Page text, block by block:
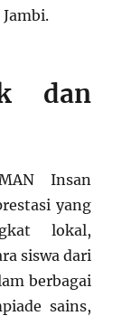
dan
Insan
yang
lokal,
siswa dari
berbagai
sains,